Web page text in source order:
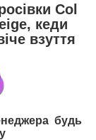
Col
кеди
взуття
будь